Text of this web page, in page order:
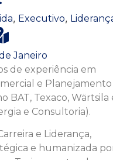
de experiência em
e Planejamento
BAT, Texaco, Wärtsila
e Consultoria).
e Liderança,
e humanizada
, Executivo,
Janeiro